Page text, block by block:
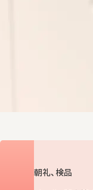
朝礼、検品